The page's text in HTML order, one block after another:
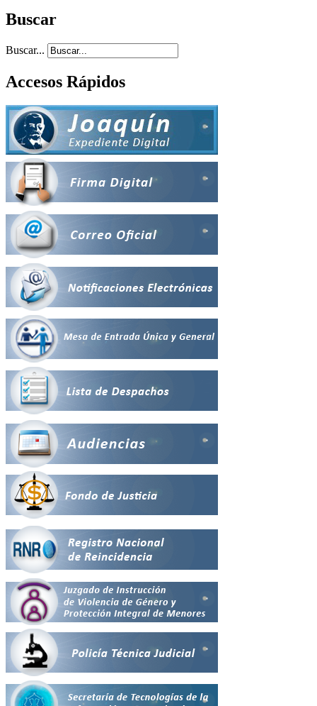
Buscar
Buscar...
Accesos Rápidos